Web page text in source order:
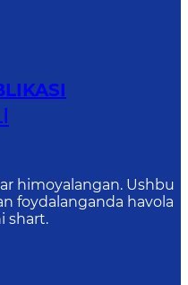
himoyalangan. Ushbu
foydalanganda havola
shart.